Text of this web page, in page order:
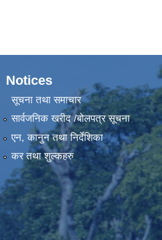
Notices
सूचना तथा समाचार
सार्वजनिक खरीद /बोलपत्र सूचना
एन, कानुन तथा निर्देशिका
कर तथा शुल्कहरु